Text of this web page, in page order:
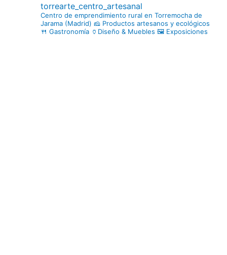
torrearte_centro_artesanal
Centro de emprendimiento rural en Torremocha de
Jarama (Madrid) 🧀 Productos artesanos y ecológicos
🍴 Gastronomía 🏺Diseño & Muebles 🖼️ Exposiciones